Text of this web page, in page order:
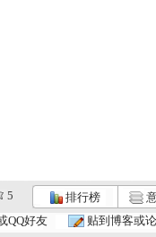
5 排行榜
QQ好友 贴到博客或